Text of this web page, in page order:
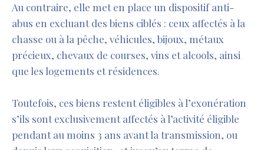
Au contraire, elle met en place un dispositif anti-
abus en excluant des biens ciblés : ceux affectés à la
chasse ou à la pêche, véhicules, bijoux, métaux
précieux, chevaux de courses, vins et alcools, ainsi
que les logements et résidences.
Toutefois, ces biens restent éligibles à l’exonération
s’ils sont exclusivement affectés à l’activité éligible
pendant au moins 3 ans avant la transmission, ou